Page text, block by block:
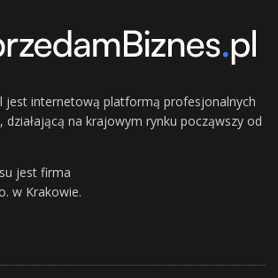
jest internetową platformą profesjonalnych
na krajowym rynku począwszy od
jest firma
w Krakowie.